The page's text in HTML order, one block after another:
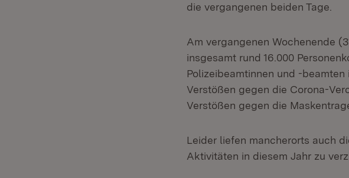
die vergangenen beiden Tage.
Am vergangenen Wochenende
insgesamt rund 16.000
Polizeibeamtinnen und -
Verstößen gegen die Corona-
Verstößen gegen die
Leider liefen mancherorts auch
Aktivitäten in diesem Jahr zu